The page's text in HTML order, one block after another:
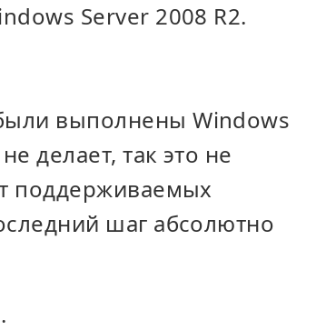
Server 2008 R2.
выполнены Windows
делает, так это не
поддерживаемых
шаг абсолютно